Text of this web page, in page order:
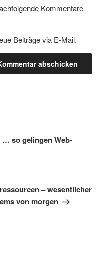
Kommentare
Beiträge via E-Mail.
so gelingen Web-
– wesentlicher
von morgen